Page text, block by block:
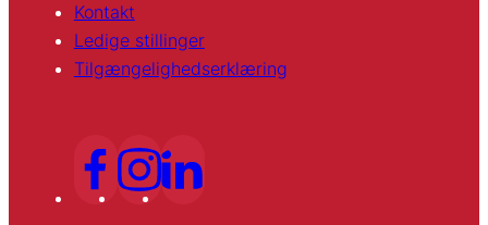
Kontakt
Ledige stillinger
Tilgængelighedserklæring